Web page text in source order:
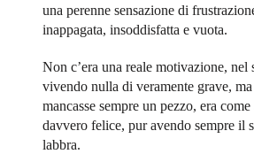
una perenne sensazione di
inappagata, insoddisfatta e vuota.
Non c’era una reale motivazione, nel
vivendo nulla di veramente grave, ma
mancasse sempre un pezzo, era
davvero felice, pur avendo sempre il
labbra.